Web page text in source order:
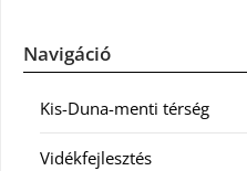
Navigáció
Kis-Duna-menti térség
Vidékfejlesztés